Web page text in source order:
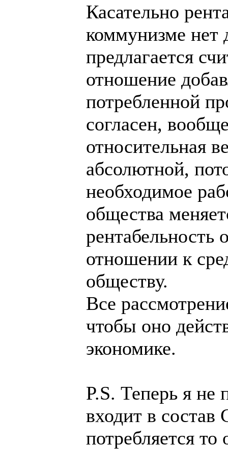
Касательно
коммунизме нет
предлагается
отношение
потребленной
согласен,
относительная
абсолютной,
необходимое
общества
рентабельность
отношении к
обществу.
Все
чтобы оно
экономике.
P.S. Теперь я не
входит в
потребляется